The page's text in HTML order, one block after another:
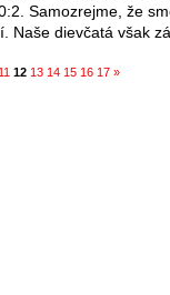
Samozrejme, že
Naše dievčatá však
11 12 13 14 15 16 17»